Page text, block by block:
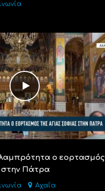
ο εορτασμός
στην Πάτρα
Αχαΐα